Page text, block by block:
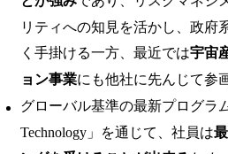
リティへの知見を活かし、政府
く手掛ける一方、最近では宇宙
ョン事業にも他社に先んじて参
グローバル基準の最新プログラ
Technology」を通じて、社員は